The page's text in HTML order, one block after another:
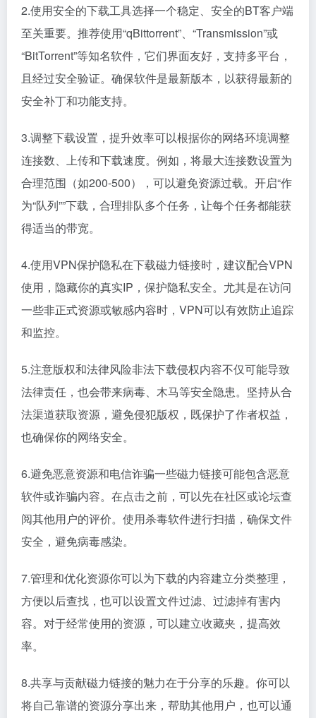
2.使用安全的下载工具选择一个稳定、安全的BT客户端
至关重要。推荐使用“qBittorrent”、“Transmission”或
“BitTorrent”等知名软件，它们界面友好，支持多平台，
且经过安全验证。确保软件是最新版本，以获得最新的
安全补丁和功能支持。
3.调整下载设置，提升效率可以根据你的网络环境调整
连接数、上传和下载速度。例如，将最大连接数设置为
合理范围（如200-500），可以避免资源过载。开启“作
为“队列””下载，合理排队多个任务，让每个任务都能获
得适当的带宽。
4.使用VPN保护隐私在下载磁力链接时，建议配合VPN
使用，隐藏你的真实IP，保护隐私安全。尤其是在访问
一些非正式资源或敏感内容时，VPN可以有效防止追踪
和监控。
5.注意版权和法律风险非法下载侵权内容不仅可能导致
法律责任，也会带来病毒、木马等安全隐患。坚持从合
法渠道获取资源，避免侵犯版权，既保护了作者权益，
也确保你的网络安全。
6.避免恶意资源和电信诈骗一些磁力链接可能包含恶意
软件或诈骗内容。在点击之前，可以先在社区或论坛查
阅其他用户的评价。使用杀毒软件进行扫描，确保文件
安全，避免病毒感染。
7.管理和优化资源你可以为下载的内容建立分类整理，
方便以后查找，也可以设置文件过滤、过滤掉有害内
容。对于经常使用的资源，可以建立收藏夹，提高效
率。
8.共享与贡献磁力链接的魅力在于分享的乐趣。你可以
将自己靠谱的资源分享出来，帮助其他用户，也可以通